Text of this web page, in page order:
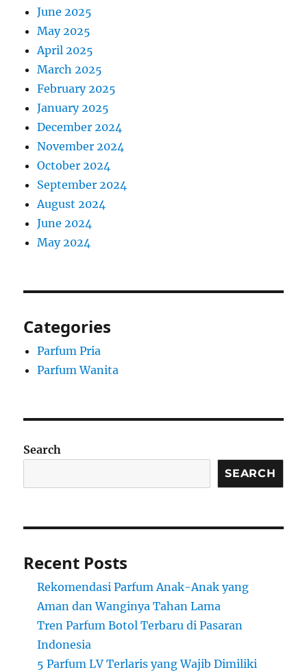
June 2025
May 2025
April 2025
March 2025
February 2025
January 2025
December 2024
November 2024
October 2024
September 2024
August 2024
June 2024
May 2024
Categories
Parfum Pria
Parfum Wanita
Search
SEARCH
Recent Posts
Rekomendasi Parfum Anak-Anak yang
Aman dan Wanginya Tahan Lama
Tren Parfum Botol Terbaru di Pasaran
Indonesia
5 Parfum LV Terlaris yang Wajib Dimiliki